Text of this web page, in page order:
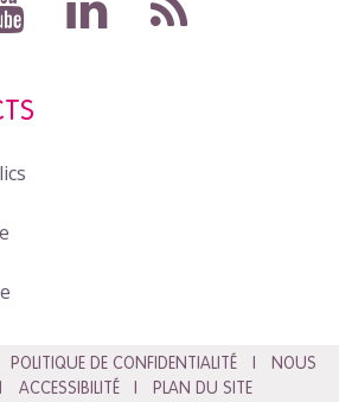
POLITIQUE DE CONFIDENTIALITÉ
NOUS
ACCESSIBILITÉ PLAN DU SITE